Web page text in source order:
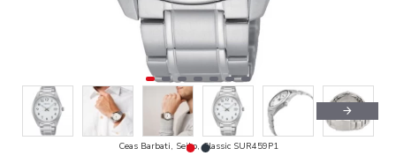
Ceas Barbati, Seiko, Classic SUR459P1